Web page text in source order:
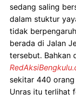
sedang saling
dalam stuktur
tidak
berada di Jalan
tersebut. Bahkan
sekitar 440
Unras itu terlihat